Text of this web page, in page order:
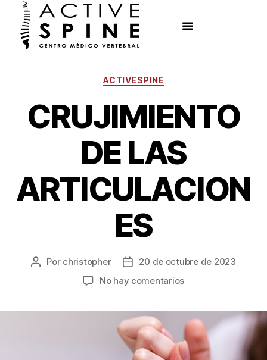
ACTIVESPINE
CRUJIMIENTO
DE LAS
ARTICULACION
ES
Por christopher
20 de octubre de 2023
No hay comentarios